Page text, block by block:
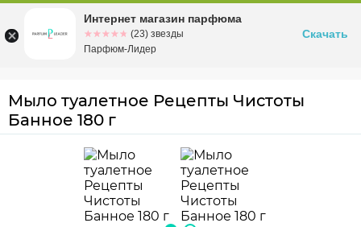
Омскул. Заозерная, 11, к. 1
Мыло туалетное Рецепты Чистоты
Банное 180 г
Интернет магазин парфюма
☆☆☆☆☆
★★★★★ (23) звезды
Парфюм-Лидер
Скачать